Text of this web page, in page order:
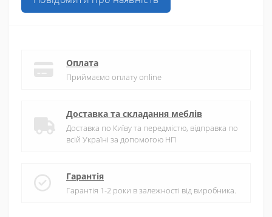
Оплата
Приймаємо оплату online
Доставка та складання меблів
Доставка по Київу та передмістю, відправка по
всій Україні за допомогою НП
Гарантія
Гарантія 1-2 роки в залежності від виробника.